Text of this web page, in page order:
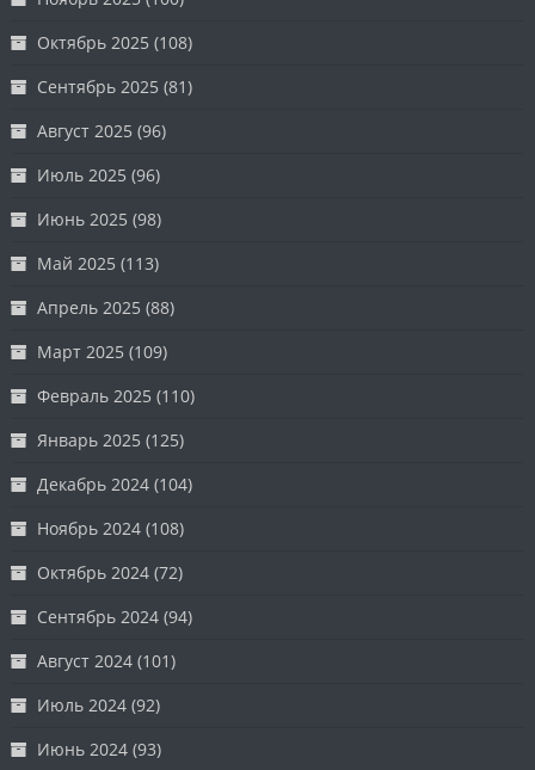
Октябрь 2025 (108)
Сентябрь 2025 (81)
Август 2025 (96)
Июль 2025 (96)
Июнь 2025 (98)
Май 2025 (113)
Апрель 2025 (88)
Март 2025 (109)
Февраль 2025 (110)
Январь 2025 (125)
Декабрь 2024 (104)
Ноябрь 2024 (108)
Октябрь 2024 (72)
Сентябрь 2024 (94)
Август 2024 (101)
Июль 2024 (92)
Июнь 2024 (93)